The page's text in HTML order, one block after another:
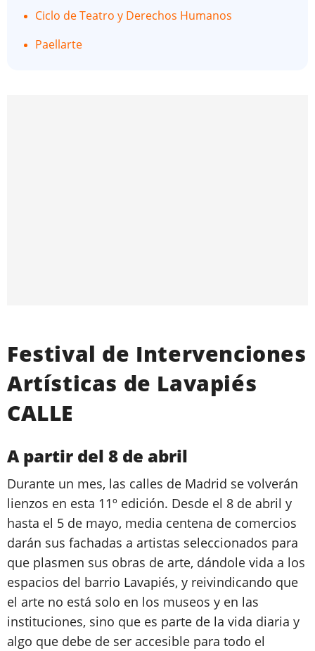
Ciclo de Teatro y Derechos Humanos
Paellarte
Festival de Intervenciones
Artísticas de Lavapiés
CALLE
A partir del 8 de abril
Durante un mes, las calles de Madrid se volverán
lienzos en esta 11º edición. Desde el 8 de abril y
hasta el 5 de mayo, media centena de comercios
darán sus fachadas a artistas seleccionados para
que plasmen sus obras de arte, dándole vida a los
espacios del barrio Lavapiés, y reivindicando que
el arte no está solo en los museos y en las
instituciones, sino que es parte de la vida diaria y
algo que debe de ser accesible para todo el